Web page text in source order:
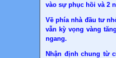
vào sự phục hồi và 2
Về phía nhà đầu tư
vẫn kỳ vọng vàng
ngang.
Nhận định chung từ